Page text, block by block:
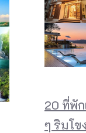
20 ที่พัก
ๆ ริมโข